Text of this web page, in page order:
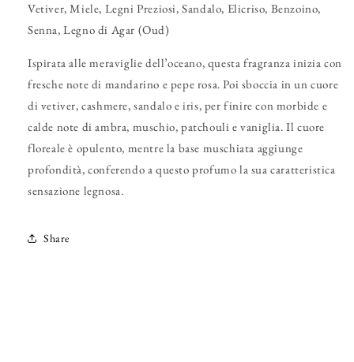
Vetiver, Miele, Legni Preziosi, Sandalo, Elicriso, Benzoino,
Senna, Legno di Agar (Oud)
Ispirata alle meraviglie dell’oceano, questa fragranza inizia con
fresche note di mandarino e pepe rosa. Poi sboccia in un cuore
di vetiver, cashmere, sandalo e iris, per finire con morbide e
calde note di ambra, muschio, patchouli e vaniglia. Il cuore
floreale è opulento, mentre la base muschiata aggiunge
profondità, conferendo a questo profumo la sua caratteristica
sensazione legnosa.
Share